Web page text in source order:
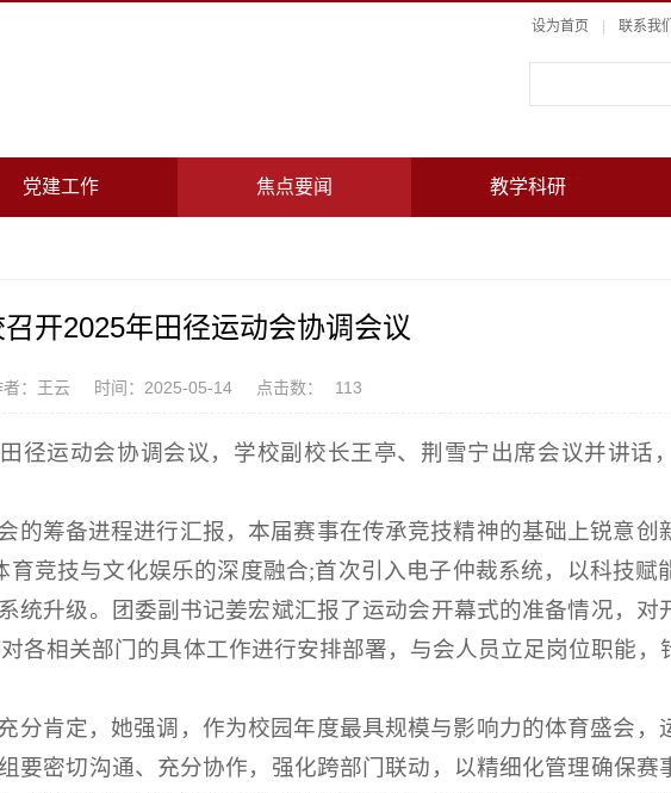
设为首页 联系我们
党建工作 焦点要闻 教学科研
开2025年田径运动会协调会议
者：王云 时间：2025-05-14 点击数： 113
径运动会协调会议，学校副校长王亭、荆雪宁出席会议并讲话
的筹备进程进行汇报，本届赛事在传承竞技精神的基础上锐意创
竞技与文化娱乐的深度融合;首次引入电子仲裁系统，以科技赋
统升级。团委副书记姜宏斌汇报了运动会开幕式的准备情况，对
各相关部门的具体工作进行安排部署，与会人员立足岗位职能，
分肯定，她强调，作为校园年度最具规模与影响力的体育盛会，
要密切沟通、充分协作，强化跨部门联动，以精细化管理确保赛